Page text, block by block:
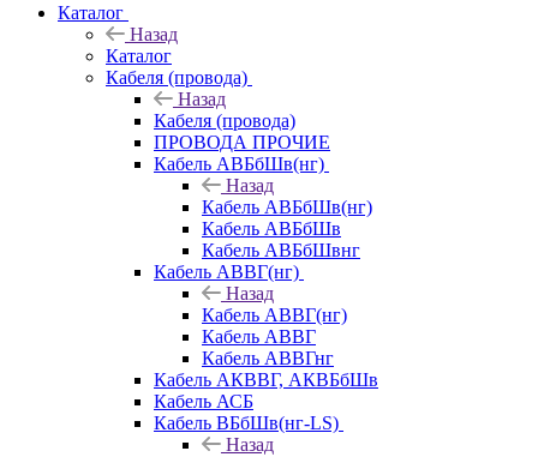
Каталог
Назад
Каталог
Кабеля (провода)
Назад
Кабеля (провода)
ПРОВОДА ПРОЧИЕ
Кабель АВБбШв(нг)
Назад
Кабель АВБбШв(нг)
Кабель АВБбШв
Кабель АВБбШвнг
Кабель АВВГ(нг)
Назад
Кабель АВВГ(нг)
Кабель АВВГ
Кабель АВВГнг
Кабель АКВВГ, АКВБбШв
Кабель АСБ
Кабель ВБбШв(нг-LS)
Назад